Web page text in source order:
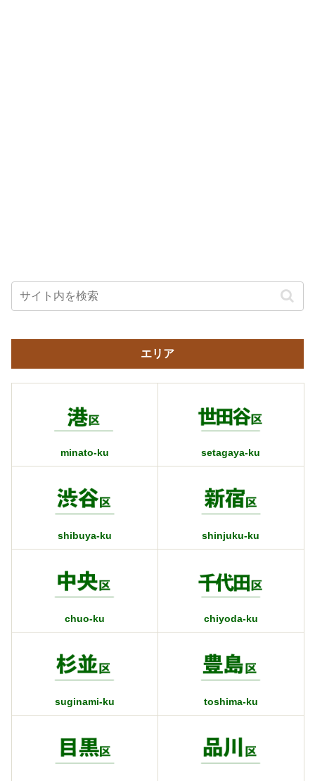
エリア
minato-ku setagaya-ku
shibuya-ku shinjuku-ku
chuo-ku chiyoda-ku
suginami-ku toshima-ku